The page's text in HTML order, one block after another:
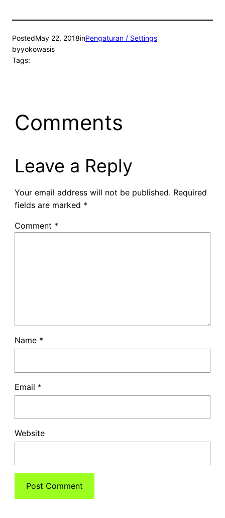
PostedMay 22, 2018inPengaturan / Settings
byyokowasis
Tags:
Comments
Leave a Reply
Your email address will not be published. Required
fields are marked *
Comment *
Name *
Email *
Website